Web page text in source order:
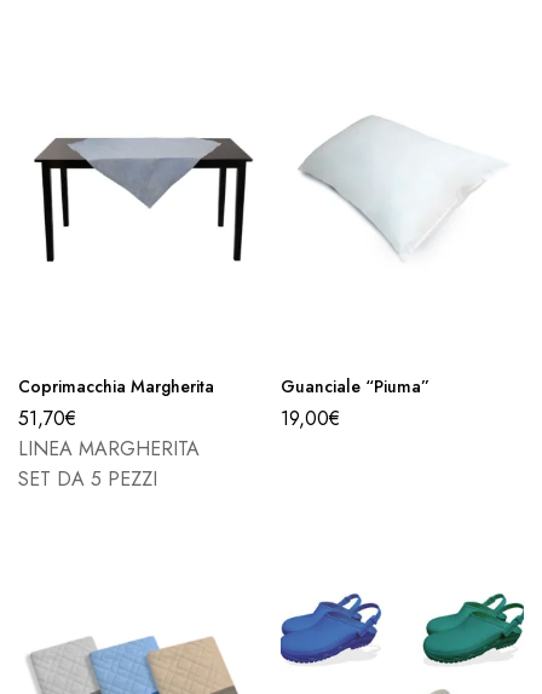
Coprimacchia Margherita
51,70€
LINEA MARGHERITA
SET DA 5 PEZZI
Guanciale “Piuma”
19,00€